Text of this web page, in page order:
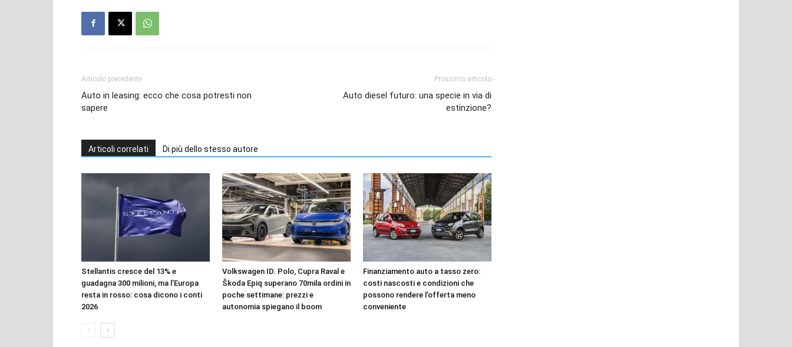
Articolo precedente
Auto in leasing: ecco che cosa potresti non
sapere
Prossimo articolo
Auto diesel futuro: una specie in via di
estinzione?
Articoli correlati Di più dello stesso autore
Stellantis cresce del 13% e
guadagna 300 milioni, ma l’Europa
resta in rosso: cosa dicono i conti
2026
Volkswagen ID. Polo, Cupra Raval e
Škoda Epiq superano 70mila ordini in
poche settimane: prezzi e
autonomia spiegano il boom
Finanziamento auto a tasso zero:
costi nascosti e condizioni che
possono rendere l’offerta meno
conveniente